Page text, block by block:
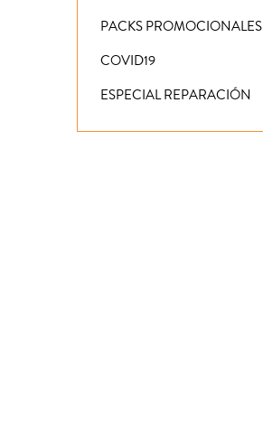
PACKS PROMOCIONALES
COVID19
ESPECIAL REPARACIÓN